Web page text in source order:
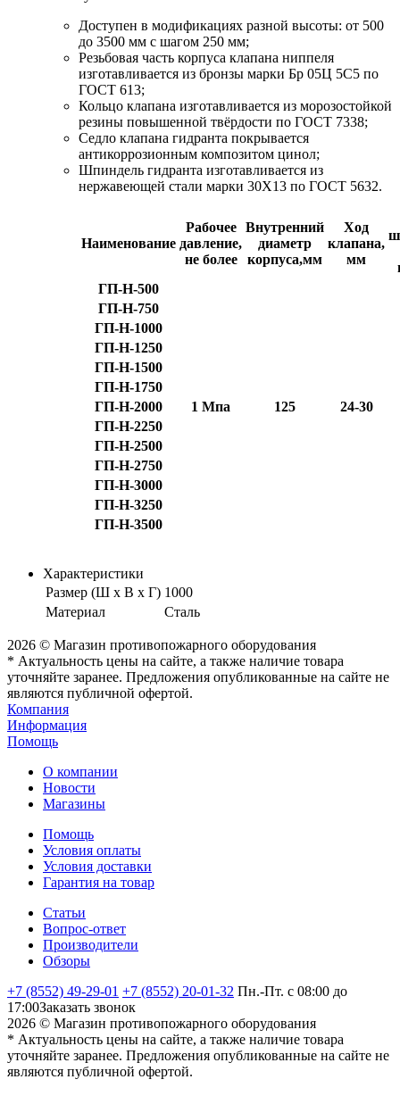
Доступен в модификациях разной высоты: от 500
до 3500 мм с шагом 250 мм;
Резьбовая часть корпуса клапана ниппеля
изготавливается из бронзы марки Бр 05Ц 5С5 по
ГОСТ 613;
Кольцо клапана изготавливается из морозостойкой
резины повышенной твёрдости по ГОСТ 7338;
Седло клапана гидранта покрывается
антикоррозионным композитом цинол;
Шпиндель гидранта изготавливается из
нержавеющей стали марки 30Х13 по ГОСТ 5632.
Наименование
Рабочее
давление,
не более
Внутренний
диаметр
корпуса,мм
Ход
клапана,
мм
ГП-Н-500
1 Мпа 125 24-30
ГП-Н-750
ГП-Н-1000
ГП-Н-1250
ГП-Н-1500
ГП-Н-1750
ГП-Н-2000
ГП-Н-2250
ГП-Н-2500
ГП-Н-2750
ГП-Н-3000
ГП-Н-3250
ГП-Н-3500
Характеристики
Размер (Ш х В х Г) 1000
Материал
Сталь
2026 © Магазин противопожарного оборудования
* Актуальность цены на сайте, а также наличие товара
уточняйте заранее. Предложения опубликованные на сайте не
являются публичной офертой.
Компания
Информация
Помощь
О компании
Новости
Магазины
Помощь
Условия оплаты
Условия доставки
Гарантия на товар
Статьи
Вопрос-ответ
Производители
Обзоры
+7 (8552) 49-29-01 +7 (8552) 20-01-32 Пн.-Пт. с 08:00 до
17:00Заказать звонок
2026 © Магазин противопожарного оборудования
* Актуальность цены на сайте, а также наличие товара
уточняйте заранее. Предложения опубликованные на сайте не
являются публичной офертой.